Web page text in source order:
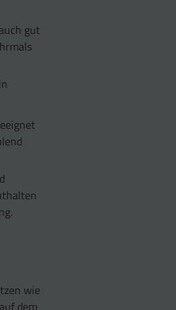
gut
wie